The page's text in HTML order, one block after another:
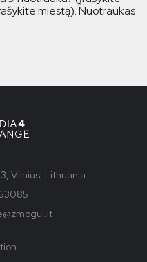
miestą). Nuotraukas
Vilnius, Lithuania